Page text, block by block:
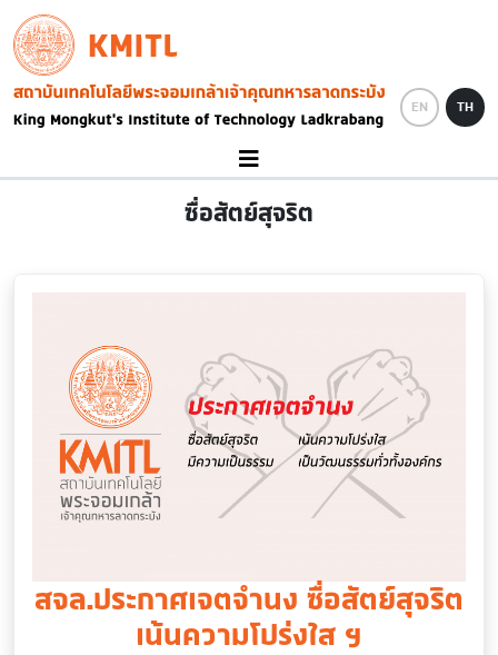
Skip to main content
KMITL
Image
EN TH
ซื่อสัตย์สุจริต
สจล.ประกาศเจตจำนง ซื่อสัตย์สุจริต
เน้นความโปร่งใส ฯ